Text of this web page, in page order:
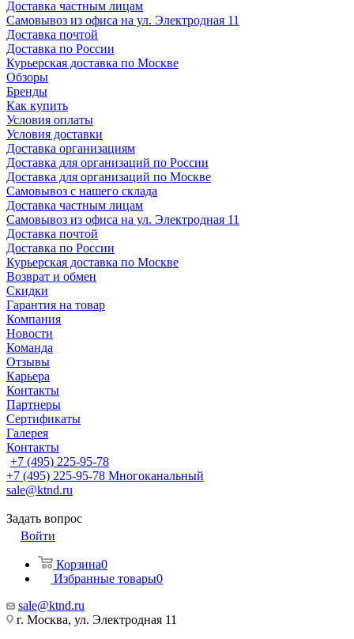
Доставка частным лицам
Самовывоз из офиса на ул. Электродная 11
Доставка почтой
Доставка по России
Курьерская доставка по Москве
Обзоры
Бренды
Как купить
Условия оплаты
Условия доставки
Доставка организациям
Доставка для организаций по России
Доставка для организаций по Москве
Самовывоз с нашего склада
Доставка частным лицам
Самовывоз из офиса на ул. Электродная 11
Доставка почтой
Доставка по России
Курьерская доставка по Москве
Возврат и обмен
Скидки
Гарантия на товар
Компания
Новости
Команда
Отзывы
Карьера
Контакты
Партнеры
Сертификаты
Галерея
Контакты
+7 (495) 225-95-78
+7 (495) 225-95-78 Многоканальный
sale@ktnd.ru
Задать вопрос
Войти
Корзина0
Избранные товары0
sale@ktnd.ru
г. Москва, ул. Электродная 11